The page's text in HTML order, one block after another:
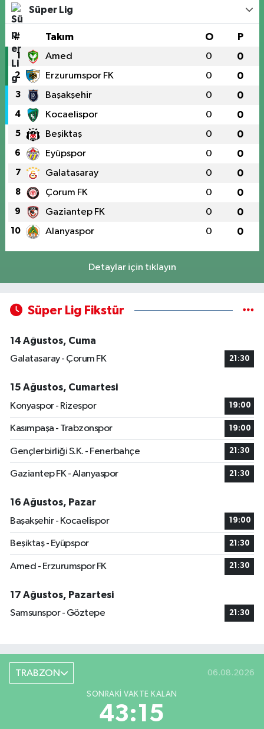
Süper Lig
# Takım O P
1 Amed 0 0
2 Erzurumspor FK 0 0
3 Başakşehir 0 0
4 Kocaelispor 0 0
5 Beşiktaş 0 0
6 Eyüpspor 0 0
7 Galatasaray 0 0
8 Çorum FK 0 0
9 Gaziantep FK 0 0
10 Alanyaspor 0 0
Detaylar için tıklayın
Süper Lig Fikstür
14 Ağustos, Cuma
Galatasaray - Çorum FK
21:30
15 Ağustos, Cumartesi
Konyaspor - Rizespor
19:00
Kasımpaşa - Trabzonspor 19:00
Gençlerbirliği S.K. - Fenerbahçe 21:30
Gaziantep FK - Alanyaspor 21:30
16 Ağustos, Pazar
Başakşehir - Kocaelispor
19:00
Beşiktaş - Eyüpspor 21:30
Amed - Erzurumspor FK 21:30
17 Ağustos, Pazartesi
Samsunspor - Göztepe
21:30
TRABZON 06.08.2026
SONRAKI VAKTE KALAN
43:15